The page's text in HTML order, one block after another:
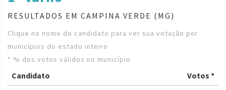
RESULTADOS EM CAMPINA VERDE (MG)
Clique no nome do candidato para ver sua votação por
municípios do estado inteiro
* % dos votos válidos no município
Candidato Votos *